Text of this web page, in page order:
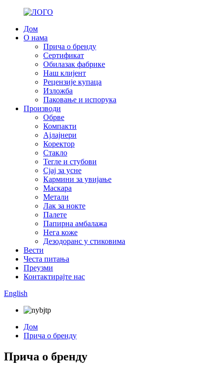
Дом
О нама
Прича о бренду
Сертификат
Обилазак фабрике
Наш клијент
Рецензије купаца
Изложба
Паковање и испорука
Производи
Обрве
Компакти
Ајлајнери
Коректор
Стакло
Тегле и стубови
Сјај за усне
Кармини за увијање
Маскара
Метали
Лак за нокте
Палете
Папирна амбалажа
Нега коже
Дезодоранс у стиковима
Вести
Честа питања
Преузми
Контактирајте нас
English
Дом
Прича о бренду
Прича о бренду